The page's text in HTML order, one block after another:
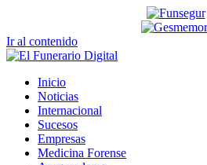
Ir al contenido
Inicio
Noticias
Internacional
Sucesos
Empresas
Medicina Forense